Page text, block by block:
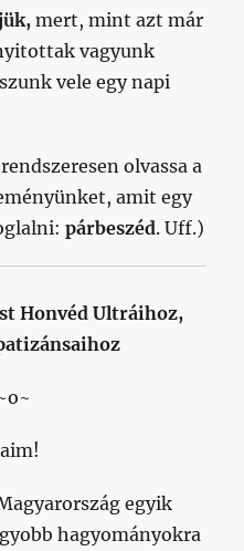
mert, mint azt már
vagyunk
vele egy napi
olvassa a
amit egy
párbeszéd. Uff.)
Honvéd Ultráihoz,
egyik
hagyományokra